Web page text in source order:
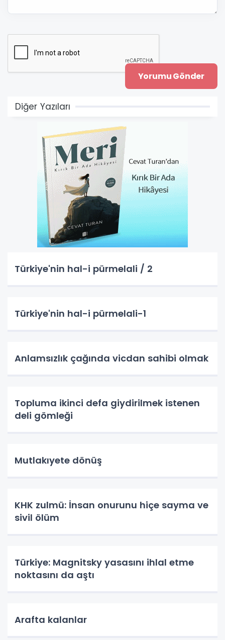
Diğer Yazıları
Türkiye'nin hal-i pürmelali / 2
Türkiye'nin hal-i pürmelali-1
Anlamsızlık çağında vicdan sahibi olmak
Topluma ikinci defa giydirilmek istenen
deli gömleği
Mutlakıyete dönüş
KHK zulmü: İnsan onurunu hiçe sayma ve
sivil ölüm
Türkiye: Magnitsky yasasını ihlal etme
noktasını da aştı
Arafta kalanlar